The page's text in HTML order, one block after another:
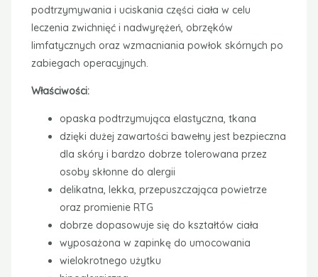
podtrzymywania i uciskania części ciała w celu
leczenia zwichnięć i nadwyrężeń, obrzęków
limfatycznych oraz wzmacniania powłok skórnych po
zabiegach operacyjnych.
Właściwości:
opaska podtrzymująca elastyczna, tkana
dzięki dużej zawartości bawełny jest bezpieczna
dla skóry i bardzo dobrze tolerowana przez
osoby skłonne do alergii
delikatna, lekka, przepuszczająca powietrze
oraz promienie RTG
dobrze dopasowuje się do kształtów ciała
wyposażona w zapinkę do umocowania
wielokrotnego użytku